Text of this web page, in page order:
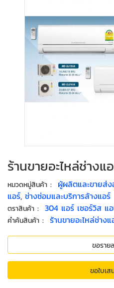
ร้านขายอะไหล่ช่าง
หมวดหมู่สินค้า : ผู้ผลิตและขายส่
แอร์, ช่างซ่อมและบริการล้างแอร์
ตราสินค้า : 304 แอร์ เซอร์วิส
คำค้นสินค้า : ร้านขายอะไหล่ช่าง
ขอราย
ขอใบเส